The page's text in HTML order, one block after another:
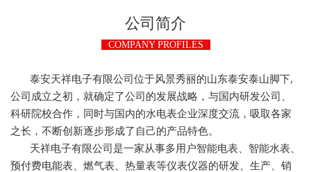
公司简介
COMPANY PROFILES
泰安天祥电子有限公司位于风景秀丽的山东泰安泰山脚下,
公司成立之初，就确定了公司的发展战略，与国内研发公司、
科研院校合作，同时与国内的水电表企业深度交流，吸取各家
之长，不断创新逐步形成了自己的产品特色。
天祥电子有限公司是一家从事多用户智能电表、智能水表、
预付费电能表、燃气表、热量表等仪表仪器的研发、生产、销